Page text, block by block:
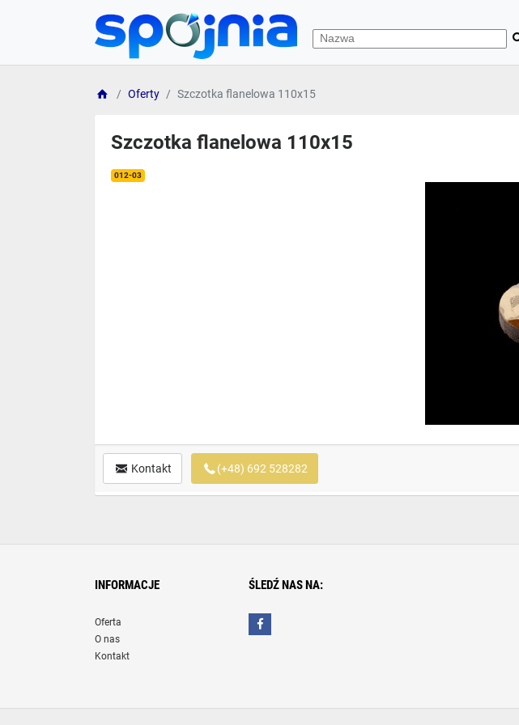
Oferty Szczotka flanelowa 110x15
Szczotka flanelowa 110x15
012-03
Kontakt (+48) 692 528282
INFORMACJE
Oferta
O nas
Kontakt
ŚLEDŹ NAS NA: